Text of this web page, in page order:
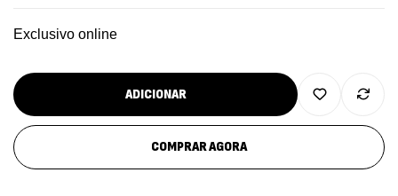
Exclusivo online
ADICIONAR
COMPRAR AGORA